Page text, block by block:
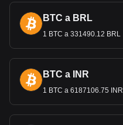
BTC a BRL
1 BTC a 331490.12 BRL
BTC a INR
1 BTC a 6187106.75 INR